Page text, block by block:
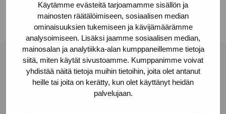
Käytämme evästeitä tarjoamamme sisällön ja
mainosten räätälöimiseen, sosiaalisen median
ominaisuuksien tukemiseen ja kävijämäärämme
analysoimiseen. Lisäksi jaamme sosiaalisen median,
mainosalan ja analytiikka-alan kumppaneillemme tietoja
siitä, miten käytät sivustoamme. Kumppanimme voivat
yhdistää näitä tietoja muihin tietoihin, joita olet antanut
heille tai joita on kerätty, kun olet käyttänyt heidän
palvelujaan.
Pro Artibus Foundation